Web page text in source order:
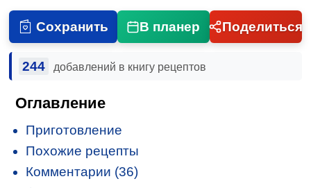
Сохранить В планер Поделиться
244 добавлений в книгу рецептов
Оглавление
Приготовление
Похожие рецепты
Комментарии (36)